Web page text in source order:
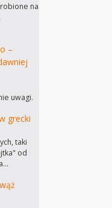
na
–
uwagi.
grecki
taki
od